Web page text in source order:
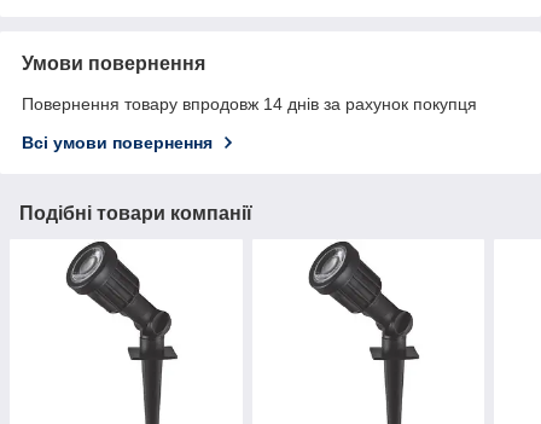
Умови повернення
Повернення товару впродовж 14 днів за рахунок покупця
Всі умови повернення
Подібні товари компанії